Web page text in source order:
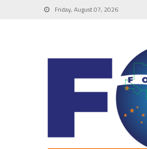
Friday, August 07, 2026